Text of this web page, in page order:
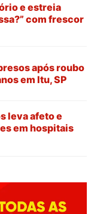
e estreia
com frescor
após roubo
em Itu, SP
leva afeto e
em hospitais